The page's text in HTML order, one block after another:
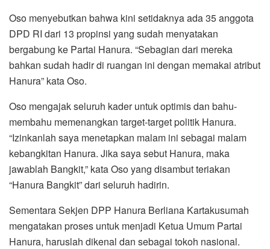
Oso menyebutkan bahwa kini setidaknya ada 35 anggota
DPD RI dari 13 propinsi yang sudah menyatakan
bergabung ke Partai Hanura. “Sebagian dari mereka
bahkan sudah hadir di ruangan ini dengan memakai atribut
Hanura” kata Oso.
Oso mengajak seluruh kader untuk optimis dan bahu-
membahu memenangkan target-target politik Hanura.
“Izinkanlah saya menetapkan malam ini sebagai malam
kebangkitan Hanura. Jika saya sebut Hanura, maka
jawablah Bangkit,” kata Oso yang disambut teriakan
“Hanura Bangkit” dari seluruh hadirin.
Sementara Sekjen DPP Hanura Berliana Kartakusumah
mengatakan proses untuk menjadi Ketua Umum Partai
Hanura, haruslah dikenal dan sebagai tokoh nasional.